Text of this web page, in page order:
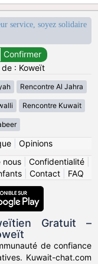
service, soyez solidaire
: Koweït
Rencontre Al Jahra
Rencontre Kuwait
| Opinions
nous Confidentialité
| Contact| FAQ
Gratuit –
de confiance
Kuwait-chat.com